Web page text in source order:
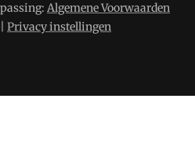
Algemene Voorwaarden
Privacy instellingen